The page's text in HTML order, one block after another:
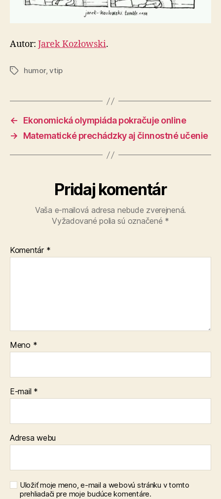
Autor: Jarek Kozłowski.
Značkyhumor,vtip
←
Ekonomická olympiáda pokračuje online
→
Matematické prechádzky aj činnostné učenie
Pridaj komentár
Vaša e-mailová adresa nebude zverejnená.
Vyžadované polia sú označené *
Komentár *
Meno *
E-mail *
Adresa webu
Uložiť moje meno, e-mail a webovú stránku v tomto
prehliadači pre moje budúce komentáre.